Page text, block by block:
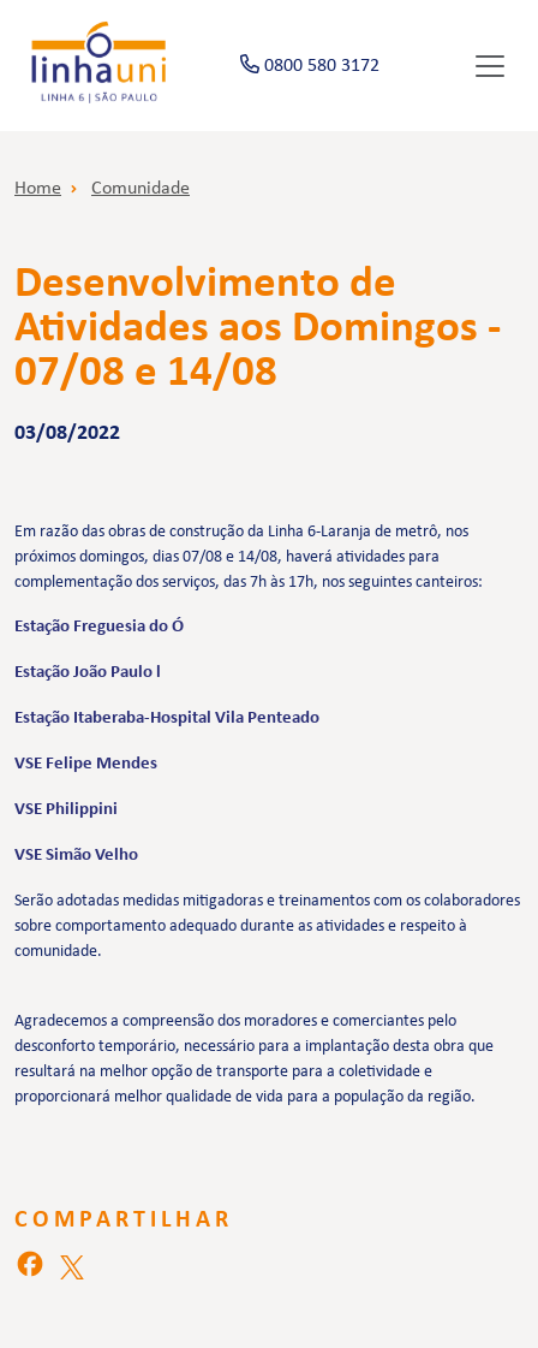
0800 580 3172
Home Comunidade
Desenvolvimento de
Atividades aos Domingos -
07/08 e 14/08
03/08/2022
Em razão das obras de construção da Linha 6-Laranja de metrô, nos
próximos domingos, dias 07/08 e 14/08, haverá atividades para
complementação dos serviços, das 7h às 17h, nos seguintes canteiros:
Estação Freguesia do Ó
Estação João Paulo l
Estação Itaberaba-Hospital Vila Penteado
VSE Felipe Mendes
VSE Philippini
VSE Simão Velho
Serão adotadas medidas mitigadoras e treinamentos com os colaboradores
sobre comportamento adequado durante as atividades e respeito à
comunidade.
Agradecemos a compreensão dos moradores e comerciantes pelo
desconforto temporário, necessário para a implantação desta obra que
resultará na melhor opção de transporte para a coletividade e
proporcionará melhor qualidade de vida para a população da região.
COMPARTILHAR